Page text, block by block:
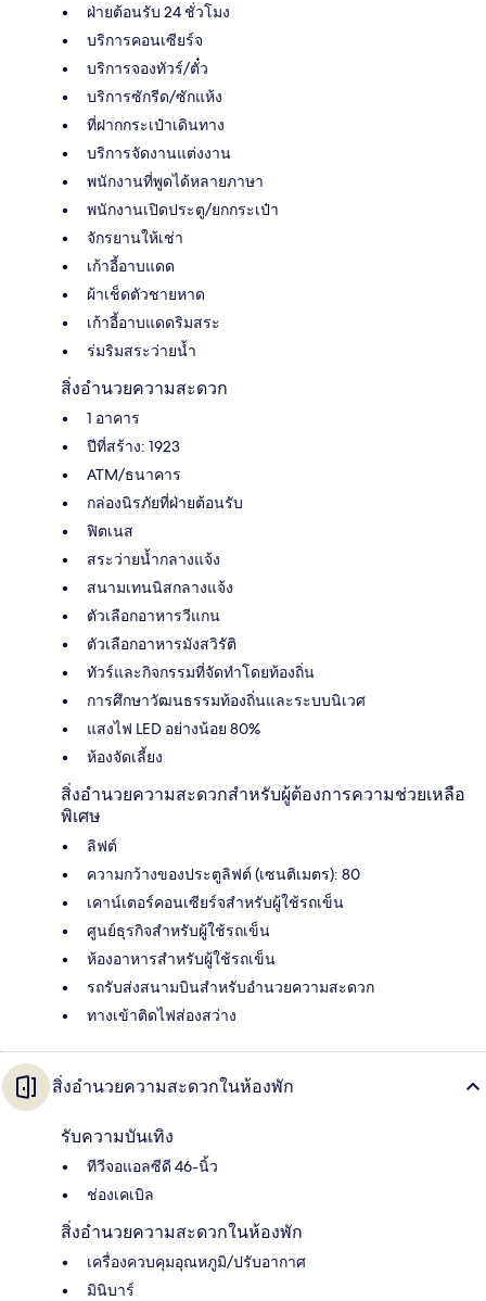
ฝ่ายต้อนรับ 24 ชั่วโมง
บริการคอนเซียร์จ
บริการจองทัวร์/ตั๋ว
บริการซักรีด/ซักแห้ง
ที่ฝากกระเป๋าเดินทาง
บริการจัดงานแต่งงาน
พนักงานที่พูดได้หลายภาษา
พนักงานเปิดประตู/ยกกระเป๋า
จักรยานให้เช่า
เก้าอี้อาบแดด
ผ้าเช็ดตัวชายหาด
เก้าอี้อาบแดดริมสระ
ร่มริมสระว่ายน้ำ
สิ่งอำนวยความสะดวก
1 อาคาร
ปีที่สร้าง: 1923
ATM/ธนาคาร
กล่องนิรภัยที่ฝ่ายต้อนรับ
ฟิตเนส
สระว่ายน้ำกลางแจ้ง
สนามเทนนิสกลางแจ้ง
ตัวเลือกอาหารวีแกน
ตัวเลือกอาหารมังสวิรัติ
ทัวร์และกิจกรรมที่จัดทำโดยท้องถิ่น
การศึกษาวัฒนธรรมท้องถิ่นและระบบนิเวศ
แสงไฟ LED อย่างน้อย 80%
ห้องจัดเลี้ยง
สิ่งอำนวยความสะดวกสำหรับผู้ต้องการความช่วยเหลือ
พิเศษ
ลิฟต์
ความกว้างของประตูลิฟต์ (เซนติเมตร): 80
เคาน์เตอร์คอนเซียร์จสำหรับผู้ใช้รถเข็น
ศูนย์ธุรกิจสำหรับผู้ใช้รถเข็น
ห้องอาหารสำหรับผู้ใช้รถเข็น
รถรับส่งสนามบินสำหรับอำนวยความสะดวก
ทางเข้าติดไฟส่องสว่าง
สิ่งอำนวยความสะดวกในห้องพัก
รับความบันเทิง
ทีวีจอแอลซีดี 46-นิ้ว
ช่องเคเบิล
สิ่งอำนวยความสะดวกในห้องพัก
เครื่องควบคุมอุณหภูมิ/ปรับอากาศ
มินิบาร์